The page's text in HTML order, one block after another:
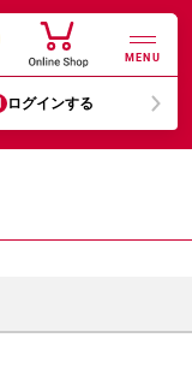
MENU
ログインする